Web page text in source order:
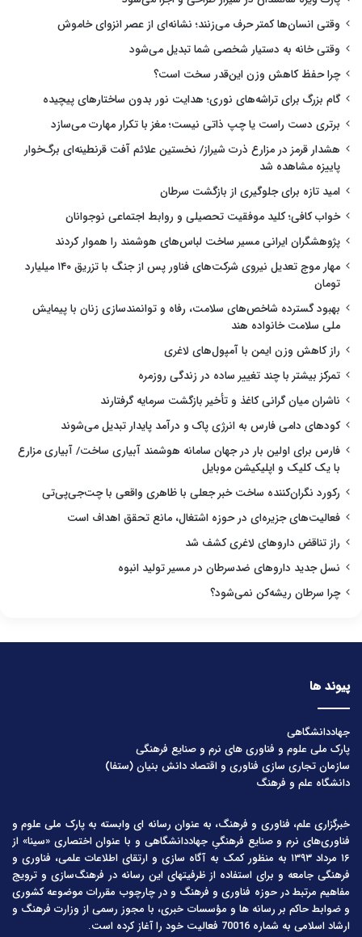
وقتی انسان‌ها کمتر حرف می‌زنند؛ نشانه‌ای از عصر انزوای خاموش
وقتی خانه به دستیار شخصی شما تبدیل می‌شود
چرا حفظ کاهش وزن این‌قدر سخت است؟
گام بزرگ برای تراشه‌های نوری؛ هدایت نور بدون ساختارهای پیچیده
برتری دست راست یا چپ ذاتی نیست؛ مغز با تکرار مهارت می‌سازد
هشدار قرمز در مزارع ذرت شیراز/ نخستین علائم آفت قرنطینه‌ای برگ‌خوار
پاییزه مشاهده شد
امید تازه برای جلوگیری از بازگشت سرطان
خواب کافی؛ کلید موفقیت تحصیلی و روابط اجتماعی نوجوانان
پژوهشگران ایرانی مسیر ساخت لباس‌های هوشمند را هموار کردند
مهار موج تعدیل نیروی شرکت‌های فناور پس از جنگ با تزریق ۱۴۰ میلیارد
تومان
بهبود گسترده شاخص‌های سلامت، رفاه و توانمندسازی زنان با پیمایش
ملی سلامت خانواده هند
راز کاهش وزن ایمن با آمپول‌های لاغری
تمرکز بیشتر با چند تغییر ساده در زندگی روزمره
ناشران میان گرانی کاغذ و تأخیر بازگشت سرمایه گرفتارند
کودهای دامی فارس به انرژی پاک و درآمد پایدار تبدیل می‌شوند
فارس برای اولین بار در جهان سامانه هوشمند آبیاری ساخت/ آبیاری مزارع
با یک کلیک و اپلیکیشن موبایل
رکورد نگران‌کننده ساخت خبر جعلی با ظاهری واقعی با چت‌جی‌پی‌تی
فعالیت‌های جزیره‌ای در حوزه اشتغال، مانع تحقق اهداف است
راز تناقض داروهای لاغری کشف شد
نسل جدید داروهای ضدسرطان در مسیر تولید انبوه
چرا سرطان ریشه‌کن نمی‌شود؟
پیوند ها
جهاددانشگاهی
پارک ملی علوم و فناوری های نرم و صنایع فرهنگی
سازمان تجاری سازی فناوری و اقتصاد دانش بنیان (ستفا)
دانشگاه علم و فرهنگ
خبرگزاری علم، فناوری و فرهنگ، به عنوان رسانه ای وابسته به پارک ملی علوم و
فناوری‌های نرم و صنایع فرهنگیِ جهاددانشگاهی و با عنوان اختصاری «سینا» از
۱۶ مرداد ۱۳۹۳ به منظور کمک به آگاه سازی و ارتقای اطلاعات علمی، فناوری و
فرهنگی جامعه و برای استفاده از ظرفیتهای این رسانه در فرهنگ‌سازی و ترویج
مفاهیم مرتبط در حوزه فناوری و فرهنگ و در چارچوب مقررات موضوعه کشوری
و ضوابط حاکم بر رسانه ها و مؤسسات خبری، با مجوز رسمی از وزارت فرهنگ و
ارشاد اسلامی به شماره 70016 فعالیت خود را آغاز کرده است.